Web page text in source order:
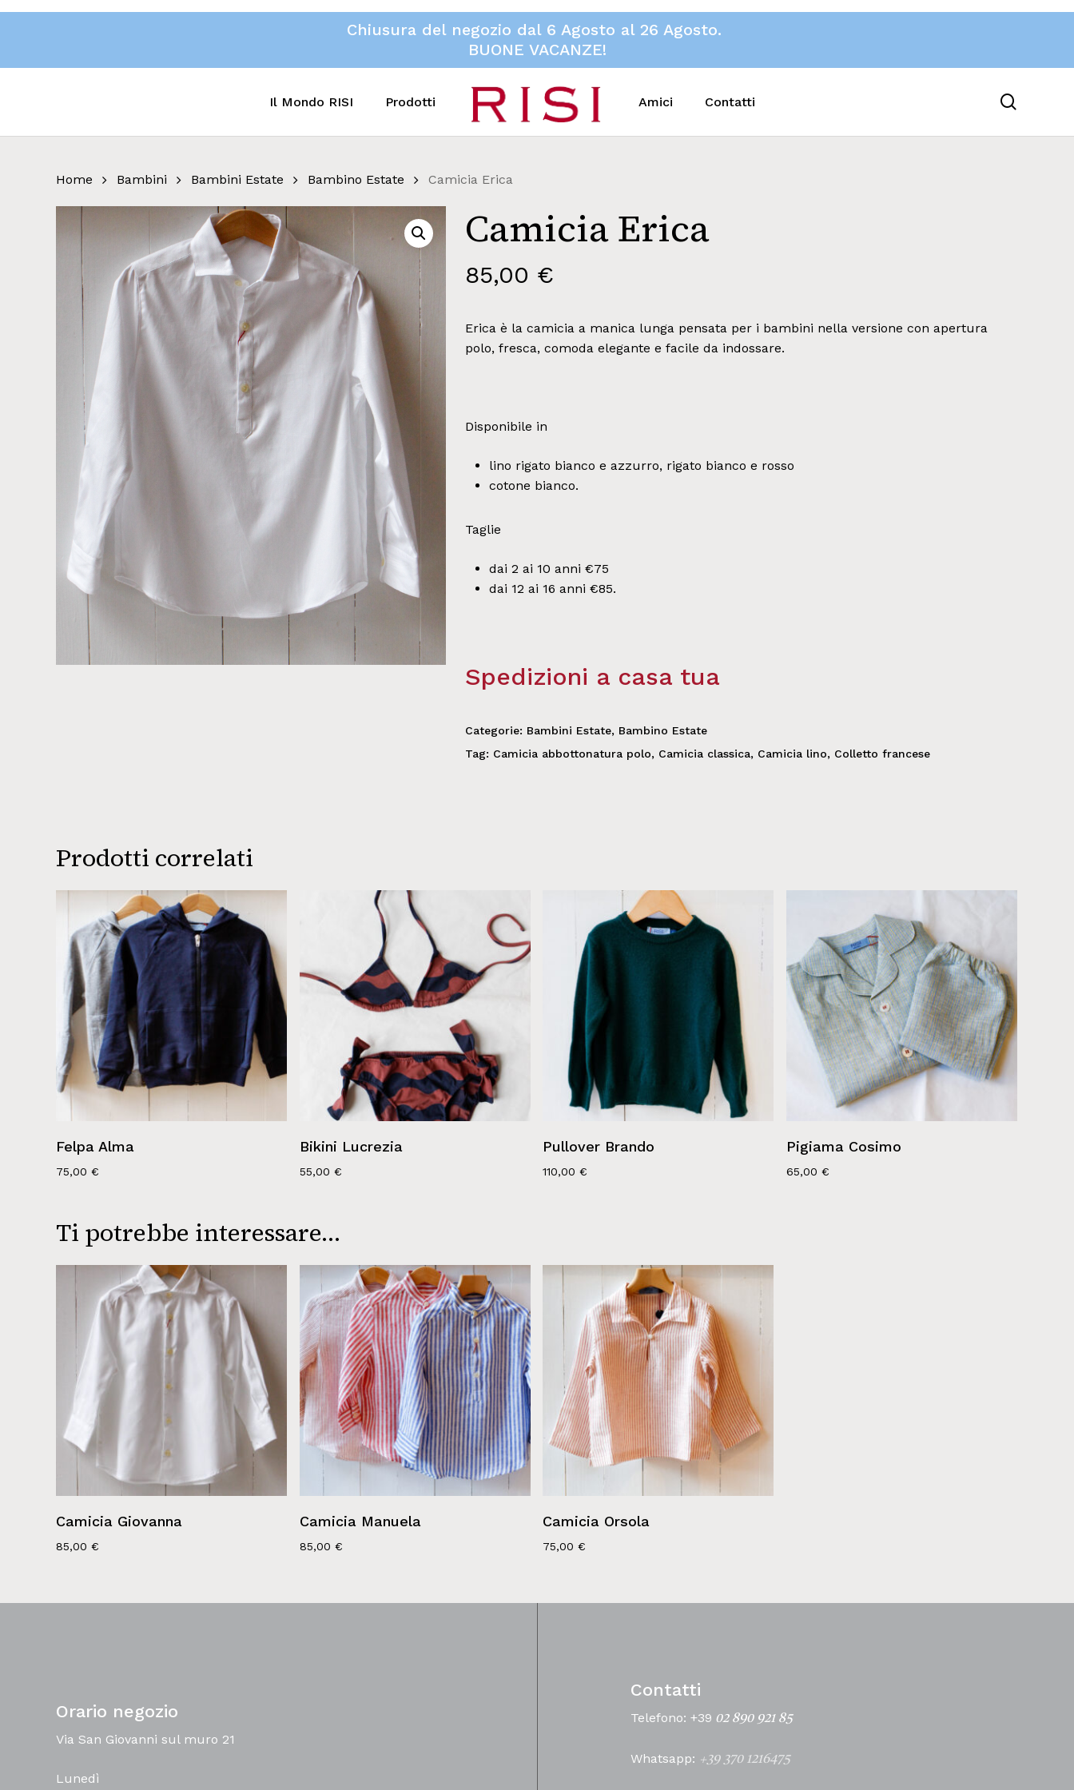
Skip
content
Chiusura del negozio dal 6 Agosto al 26 Agosto.
BUONE VACANZE!
Il Mondo RISI Prodotti Amici Contatti
Home Bambini Bambini Estate Bambino Estate Camicia Erica
Camicia Erica
85,00 €
Erica è la camicia a manica lunga pensata per i bambini nella versione con apertura
polo, fresca, comoda elegante e facile da indossare.
Disponibile in
lino rigato bianco e azzurro, rigato bianco e rosso
cotone bianco.
Taglie
dai 2 ai 10 anni €75
dai 12 ai 16 anni €85.
Spedizioni a casa tua
Categorie: Bambini Estate, Bambino Estate
Tag: Camicia abbottonatura polo, Camicia classica, Camicia lino, Colletto francese
Prodotti correlati
Felpa Alma
75,00 €
Bikini Lucrezia
55,00 €
Pullover Brando
110,00€
Pigiama Cosimo
65,00 €
Ti potrebbe interessare…
Camicia Giovanna
85,00 €
Camicia Manuela
85,00 €
Camicia Orsola
75,00€
Orario negozio
Via San Giovanni sul muro 21
Lunedì
Contatti
Telefono: +39 02 890 921 85
Whatsapp: +39 370 1216475